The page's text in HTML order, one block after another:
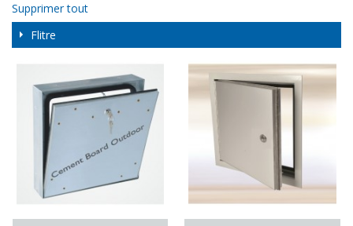
Supprimer tout
Flitre